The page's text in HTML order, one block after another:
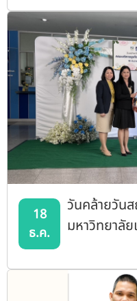
18
ธ.ค.
วันคล้ายวัน
มหาวิทยาลั